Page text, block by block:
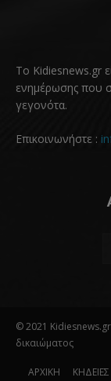
Το Kidiesnews.gr
ενημέρωσης που
γεγονότα.
Επικοινωνήστε :
© 2021
δικαιώματος
ΑΡΧΙΚΗ ΚΗΔΕΙΕΣ